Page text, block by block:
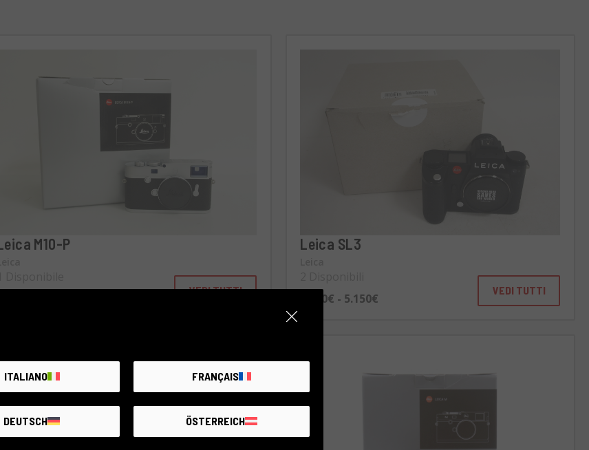
M10-P
VEDI TUTTI
Leica SL3
4.890€ - 5.150€
VEDI TUTTI
ITALIANO FRANÇAIS
DEUTSCH ÖSTERREICH